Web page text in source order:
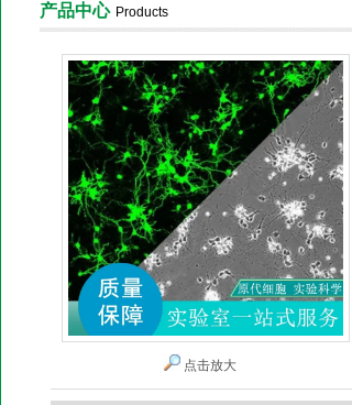
产品中心 Products
点击放大